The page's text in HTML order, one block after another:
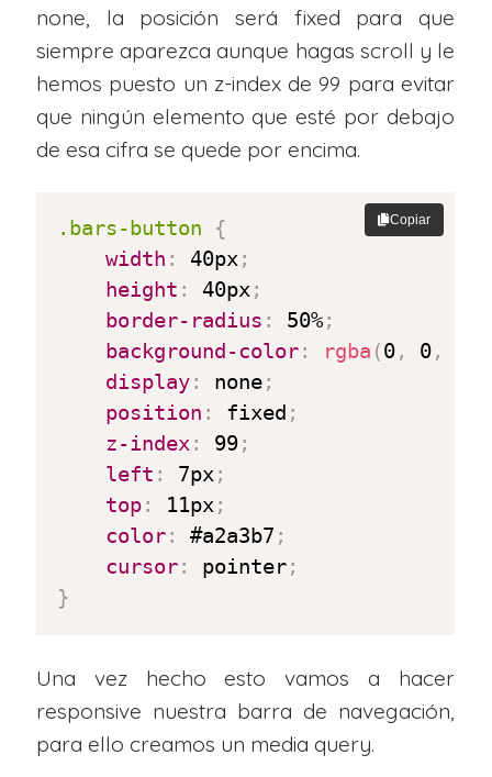
none, la posición será fixed para que
siempre aparezca aunque hagas scroll y le
hemos puesto un z-index de 99 para evitar
que ningún elemento que esté por debajo
de esa cifra se quede por encima.
.bars-button
{
width : 40px;
height : 40px;
border-radius : 50%;
background-color: rgba (0, 0,
display: none;
position : fixed ;
z-index: 99;
left : 7px;
top: 11px;
color: #a2a3b7 ;
cursor: pointer;
}
Copiar
Una vez hecho esto vamos a hacer
responsive nuestra barra de navegación,
para ello creamos un media query.